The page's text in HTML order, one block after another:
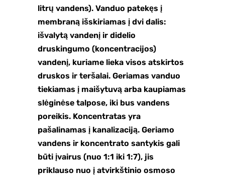
litrų vandens). Vanduo patekęs į
membraną išskiriamas į dvi dalis:
išvalytą vandenį ir didelio
druskingumo (koncentracijos)
vandenį, kuriame lieka visos atskirtos
druskos ir teršalai. Geriamas vanduo
tiekiamas į maišytuvą arba kaupiamas
slėginėse talpose, iki bus vandens
poreikis. Koncentratas yra
pašalinamas į kanalizaciją. Geriamo
vandens ir koncentrato santykis gali
būti įvairus (nuo 1:1 iki 1:7), jis
priklauso nuo į atvirkštinio osmoso